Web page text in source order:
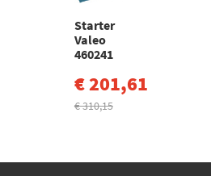
Starter
Valeo
460241
€ 201,61
€ 310,15